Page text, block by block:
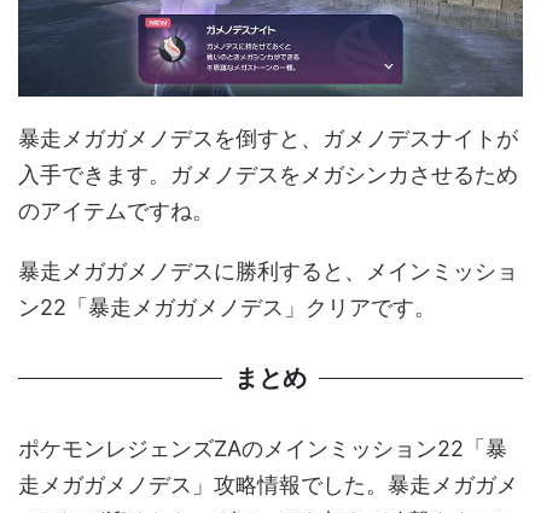
暴走メガガメノデスを倒すと、ガメノデスナイトが
入手できます。ガメノデスをメガシンカさせるため
のアイテムですね。
暴走メガガメノデスに勝利すると、メインミッショ
ン22「暴走メガガメノデス」クリアです。
まとめ
ポケモンレジェンズZAのメインミッション22「暴
走メガガメノデス」攻略情報でした。暴走メガガメ